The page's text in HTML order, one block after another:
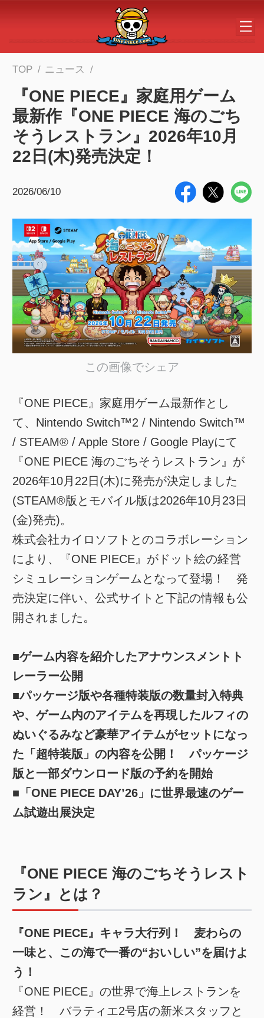
メインコンテンツへスキップする
TOP ニュース
『ONE PIECE』家庭用ゲーム
最新作『ONE PIECE 海のごち
そうレストラン』2026年10月
22日(木)発売決定！
2026/06/10
この画像でシェア
『ONE PIECE』家庭用ゲーム最新作とし
て、Nintendo Switch™2 / Nintendo Switch™
/ STEAM® / Apple Store / Google Playにて
『ONE PIECE 海のごちそうレストラン』が
2026年10月22日(木)に発売が決定しました
(STEAM®版とモバイル版は2026年10月23日
(金)発売)。
株式会社カイロソフトとのコラボレーション
により、『ONE PIECE』がドット絵の経営
シミュレーションゲームとなって登場！ 発
売決定に伴い、公式サイトと下記の情報も公
開されました。
■ゲーム内容を紹介したアナウンスメントト
レーラー公開
■パッケージ版や各種特装版の数量封入特典
や、ゲーム内のアイテムを再現したルフィの
ぬいぐるみなど豪華アイテムがセットになっ
た「超特装版」の内容を公開！ パッケージ
版と一部ダウンロード版の予約を開始
■「ONE PIECE DAY’26」に世界最速のゲー
ム試遊出展決定
『ONE PIECE 海のごちそうレスト
ラン』とは？
『ONE PIECE』キャラ大行列！ 麦わらの
一味と、この海で一番の“おいしい”を届けよ
う！
『ONE PIECE』の世界で海上レストランを
経営！ バラティエ2号店の新米スタッフと